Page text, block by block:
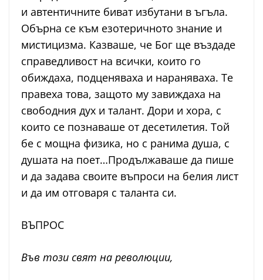
и автентичните биват избутани в ъгъла.
Обърна се към езотеричното знание и
мистицизма. Казваше, че Бог ще въздаде
справедливост на всички, които го
обиждаха, подценяваха и нараняваха. Те
правеха това, защото му завиждаха на
свободния дух и талант. Дори и хора, с
които се познаваше от десетилетия. Той
бе с мощна физика, но с ранима душа, с
душата на поет…Продължаваше да пише
и да задава своите въпроси на белия лист
и да им отговаря с таланта си.
ВЪПРОС
Във този свят на революции,